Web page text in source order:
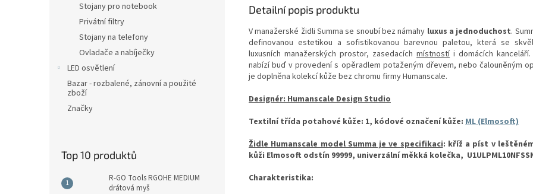
Stojany pro notebook
Privátní filtry
Stojany na telefony
Ovladače a nabíječky
LED osvětlení
Bazar - rozbalené, zánovní a použité
zboží
Značky
Top 10 produktů
R-GO Tools RGOHE MEDIUM
drátová myš
Detailní popis produktu
V manažerské židli Summa se snoubí bez námahy luxus a jednoduchost.
definovanou estetikou a sofistikovanou barevnou paletou, která se
luxusních manažerských prostor, zasedacíchmístnostíi domácích kanceláří.
nabízí buď v provedení s opěradlem potaženým dřevem, nebo čalouněným
je doplněna kolekcí kůže bez chromu firmy Humanscale.
Designér: Humanscale Design Studio
Textilní třída potahové kůže: 1, kódové označení kůže: ML (Elmosoft)
Židle Humanscale model Summa je ve specifikaci: kříž a píst v
kůži Elmosoft odstín 99999, univerzální měkká kolečka,
Charakteristika: